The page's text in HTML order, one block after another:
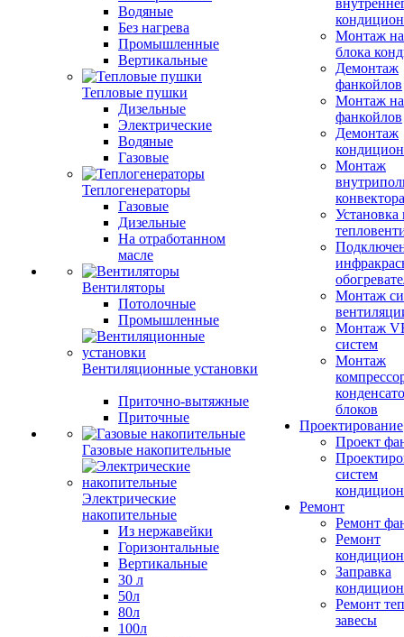
Водяные
Без нагрева
Промышленные
Вертикальные
Тепловые пушки
Дизельные
Электрические
Водяные
Газовые
Теплогенераторы
Газовые
Дизельные
На отработанном
масле
Вентиляторы
Потолочные
Промышленные
Вентиляционные установки
Приточно-вытяжные
Приточные
Газовые накопительные
Электрические
накопительные
Из нержавейки
Горизонтальные
Вертикальные
30 л
50л
80л
100л
Монтаж
блока
Демонтаж
фанкойлов
Монтаж
фанкойлов
Демонтаж
Монтаж
конвектора
Установка
Монтаж
Монтаж
систем
Монтаж
блоков
Проектирование
Проект
систем
Ремонт
Ремонт
Ремонт
Заправка
Ремонт
завесы